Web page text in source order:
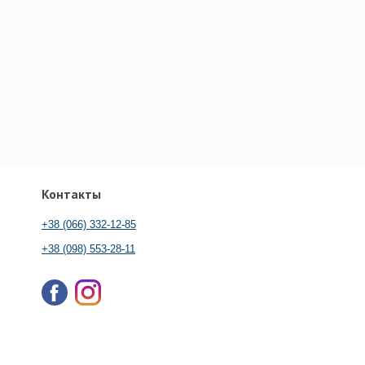
Контакты
+38 (066) 332-12-85
+38 (098) 553-28-11